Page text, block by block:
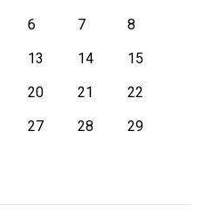
6 7
8
13 14
15
20 21
22
27 28
29